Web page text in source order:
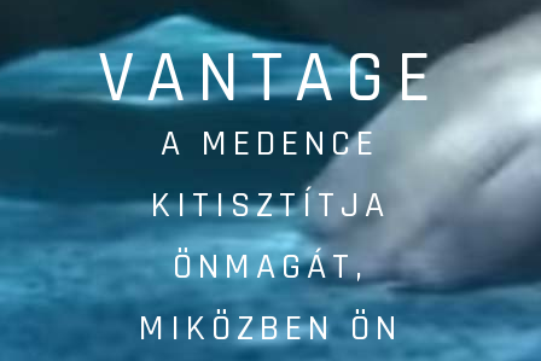
VANTAGE
A MEDENCE
KITISZTÍTJA
ÖNMAGÁT,
MIKÖZBEN ÖN